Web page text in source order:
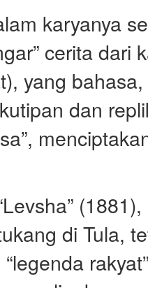
karyanya
cerita dari
yang
dan
di Tula,